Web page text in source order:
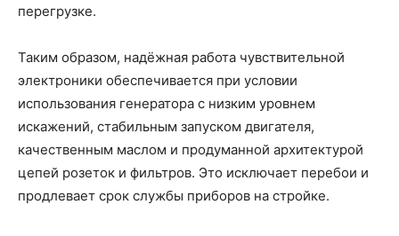
перегрузке.
Таким образом, надёжная работа чувствительной
электроники обеспечивается при условии
использования генератора с низким уровнем
искажений, стабильным запуском двигателя,
качественным маслом и продуманной архитектурой
цепей розеток и фильтров. Это исключает перебои и
продлевает срок службы приборов на стройке.